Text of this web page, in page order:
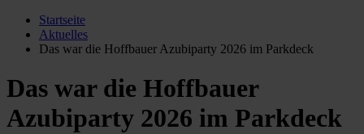
Startseite
Aktuelles
Das war die Hoffbauer Azubiparty 2026 im Parkdeck
Das war die Hoffbauer
Azubiparty 2026 im Parkdeck